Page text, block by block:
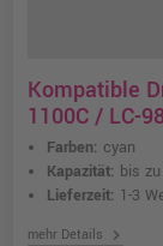
Kompatible
1100C / LC-
Farben: cyan
Kapazität: bis
Lieferzeit: 1-3
mehr Details chevron_right